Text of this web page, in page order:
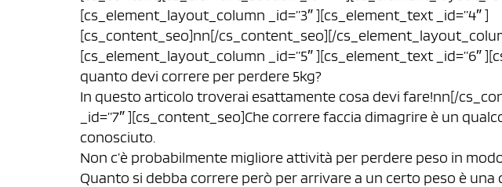
[cs_element_layout_column _id=”3″ ][cs_element_text _id=”4″ ]
[cs_content_seo]nn[/cs_content_seo][/
[cs_element_layout_column _id=”5″ ][cs_element_text _id=”6″
quanto devi correre per perdere 5kg?
In questo articolo troverai esattamente cosa devi fare!nn[/
_id=”7″ ][cs_content_seo]Che correre faccia dimagrire è un
conosciuto.
Non c’è probabilmente migliore attività per perdere peso in
Quanto si debba correre però per arrivare a un certo peso è una